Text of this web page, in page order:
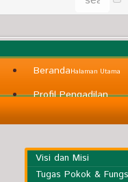
BerandaHalaman Utama
Profil Pengadilan
Visi dan Misi
Tugas Pokok &